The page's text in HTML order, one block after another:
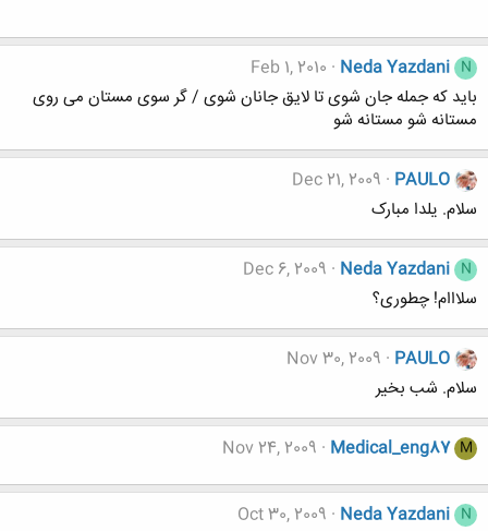
N
Neda Yazdani
Feb 1, 2010
بايد كه جمله جان شوی تا لايق جانان شوی / گر سوی مستان می روی
مستانه شو مستانه شو
PAULO
Dec 21, 2009
سلام. یلدا مبارک
N
Neda Yazdani
Dec 6, 2009
سلااام! چطوری؟
PAULO
Nov 30, 2009
سلام. شب بخیر
M
Medical_eng87
Nov 24, 2009
N
Neda Yazdani
Oct 30, 2009